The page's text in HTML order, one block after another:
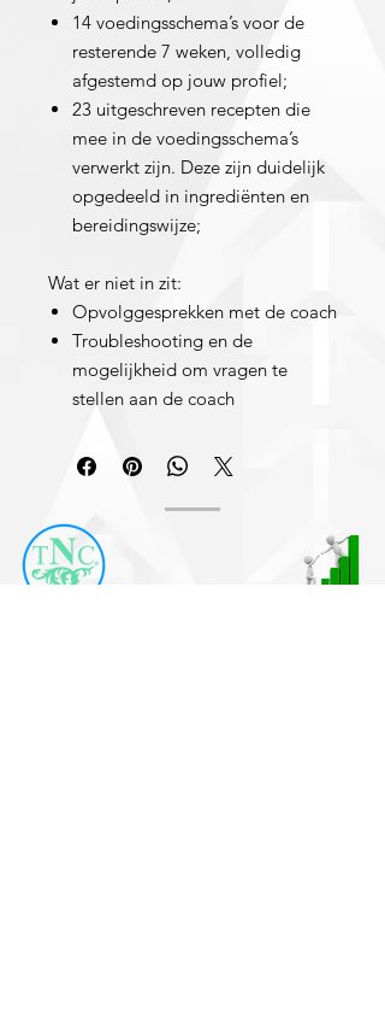
14 voedingsschema’s voor de
resterende 7 weken, volledig
afgestemd op jouw profiel;
23 uitgeschreven recepten die
mee in de voedingsschema’s
verwerkt zijn. Deze zijn duidelijk
opgedeeld in ingrediënten en
bereidingswijze;
Wat er niet in zit:
Opvolggesprekken met de coach
Troubleshooting en de
mogelijkheid om vragen te
stellen aan de coach